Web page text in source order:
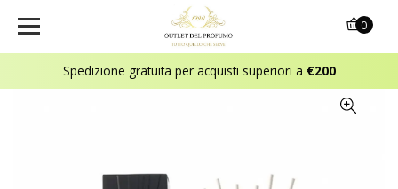
Spedizione gratuita per acquisti superiori a €200
0